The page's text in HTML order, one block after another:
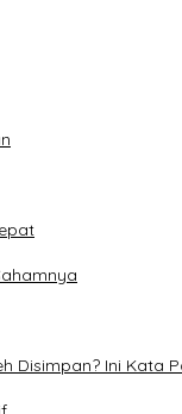
Disimpan? Ini Kata